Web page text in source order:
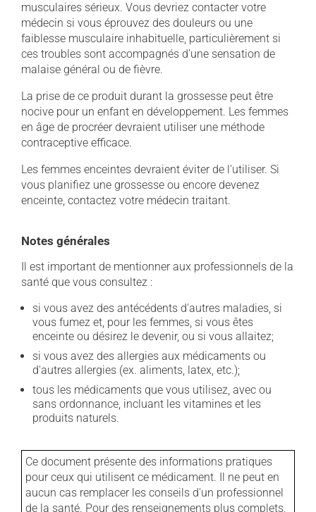
musculaires sérieux. Vous devriez contacter votre
médecin si vous éprouvez des douleurs ou une
faiblesse musculaire inhabituelle, particulièrement si
ces troubles sont accompagnés d'une sensation de
malaise général ou de fièvre.
La prise de ce produit durant la grossesse peut être
nocive pour un enfant en développement. Les femmes
en âge de procréer devraient utiliser une méthode
contraceptive efficace.
Les femmes enceintes devraient éviter de l'utiliser. Si
vous planifiez une grossesse ou encore devenez
enceinte, contactez votre médecin traitant.
Notes générales
Il est important de mentionner aux professionnels de la
santé que vous consultez :
si vous avez des antécédents d'autres maladies, si
vous fumez et, pour les femmes, si vous êtes
enceinte ou désirez le devenir, ou si vous allaitez;
si vous avez des allergies aux médicaments ou
d'autres allergies (ex. aliments, latex, etc.);
tous les médicaments que vous utilisez, avec ou
sans ordonnance, incluant les vitamines et les
produits naturels.
Ce document présente des informations pratiques
pour ceux qui utilisent ce médicament. Il ne peut en
aucun cas remplacer les conseils d'un professionnel
de la santé. Pour des renseignements plus complets,